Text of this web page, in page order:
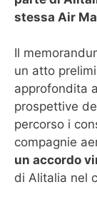
stessa Air
Il
un atto
approfondita
prospettive
percorso i
compagnie
un accordo
di Alitalia nel